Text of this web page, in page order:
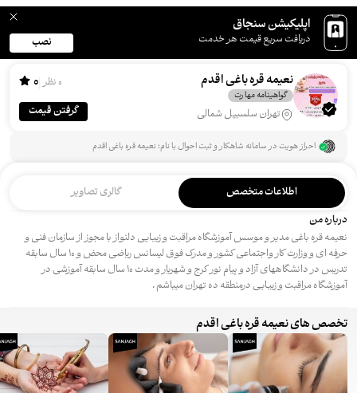
اپلیکیشن سنجاق
دریافت سریع قیمت هر خدمت نصب
نعیمه قره باغی اقدم
گواهینامه مهارت
تهران سلسبیل شمالی
0 نظر 0
گرفتن قیمت
احراز هویت در سامانه شاهکار و ثبت احوال با نام: نعیمه قره باغی اقدم
اطلاعات متخصص
گالری تصاویر
درباره من
نعیمه قره باغی مدیر و موسس آموزشگاه مراقبت و زیبایی دلنواز با مجوز از سازمان فنی و
حرفه ای و وزارت کار واجتماعی کشور و مدرک فوق لیسانس ریاضی محض و ۱۰ سال سابقه
تدریس در دانشگاههای آزاد و پیام نور کرج و شهریار و مدت ۱۰ سال سابقه آموزشی در
آموزشگاه مراقبت و زیبایی درمنطقه ده تهران میباشم .
تخصص های نعیمه قره باغی اقدم